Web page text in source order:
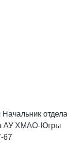
АУ ХМАО-Югры
67